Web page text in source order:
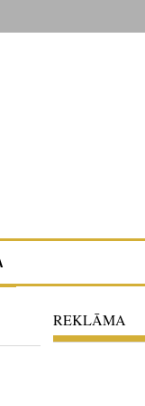
REKLĀMA